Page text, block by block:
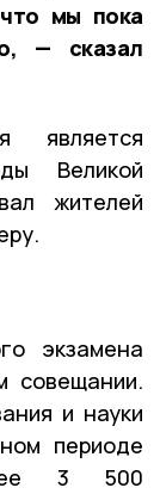
мы пока
— сказал
является
Великой
жителей
экзамена
совещании.
и науки
периоде
3 500